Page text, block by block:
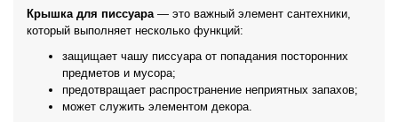
Крышка для писсуара— это важный элемент сантехники,
который выполняет несколько функций:
защищает чашу писсуара от попадания посторонних
предметов и мусора;
предотвращает распространение неприятных запахов;
может служить элементом декора.